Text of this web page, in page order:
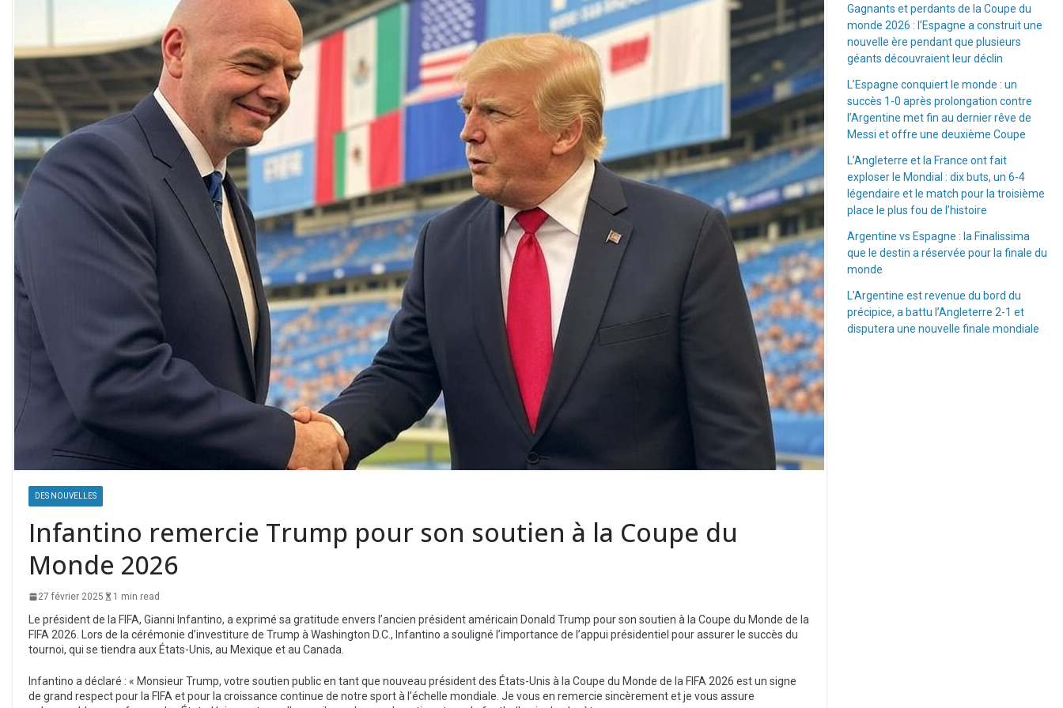
DES NOUVELLES
Infantino remercie Trump pour son soutien à la Coupe du
Monde 2026
27 février 2025 1 min read
Le président de la FIFA, Gianni Infantino, a exprimé sa gratitude envers l’ancien président américain Donald Trump pour son soutien à la Coupe du Monde de la
FIFA 2026. Lors de la cérémonie d’investiture de Trump à Washington D.C., Infantino a souligné l’importance de l’appui présidentiel pour assurer le succès du
tournoi, qui se tiendra aux États-Unis, au Mexique et au Canada.
Infantino a déclaré : « Monsieur Trump, votre soutien public en tant que nouveau président des États-Unis à la Coupe du Monde de la FIFA 2026 est un signe
de grand respect pour la FIFA et pour la croissance continue de notre sport à l’échelle mondiale. Je vous en remercie sincèrement et je vous assure
Gagnants et perdants de la Coupe du
monde 2026 : l’Espagne a construit une
nouvelle ère pendant que plusieurs
géants découvraient leur déclin
L’Espagne conquiert le monde : un
succès 1-0 après prolongation contre
l’Argentine met fin au dernier rêve de
Messi et offre une deuxième Coupe
L’Angleterre et la France ont fait
exploser le Mondial : dix buts, un 6-4
légendaire et le match pour la troisième
place le plus fou de l’histoire
Argentine vs Espagne : la Finalissima
que le destin a réservée pour la finale du
monde
L’Argentine est revenue du bord du
précipice, a battu l’Angleterre 2-1 et
disputera une nouvelle finale mondiale